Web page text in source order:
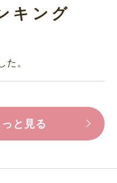
キング
。
と見る